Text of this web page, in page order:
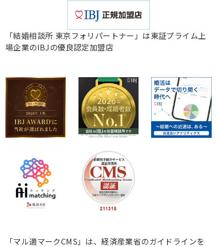
「結婚相談所 東京フォリパートナー」は東証プライム上
場企業のIBJの優良認定加盟店
「マル適マークCMS」は、経済産業省のガイドラインを